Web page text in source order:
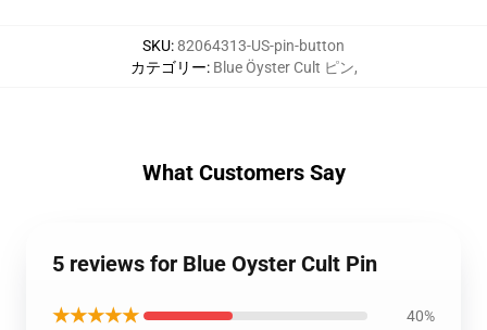
SKU:82064313-US-pin-button
カテゴリー: Blue Öyster Cult ピン,
What Customers Say
5 reviews for Blue Oyster Cult Pin
★★★★★ 40%